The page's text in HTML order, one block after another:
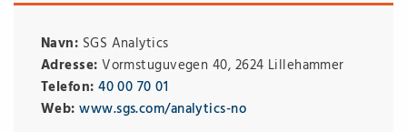
Navn: SGS Analytics
Adresse: Vormstuguvegen 40, 2624 Lillehammer
Telefon:40 00 70 01
Web: www.sgs.com/analytics-no